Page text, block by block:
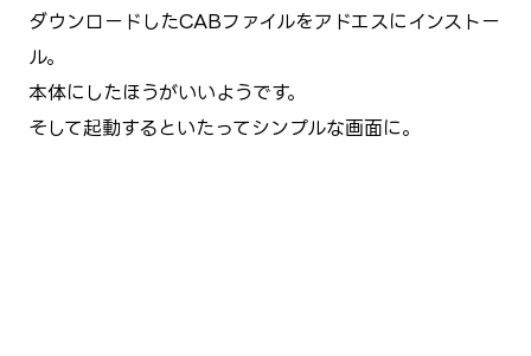
ダウンロードしたCABファイルをアドエスにインストー
ル。
本体にしたほうがいいようです。
そして起動するといたってシンプルな画面に。